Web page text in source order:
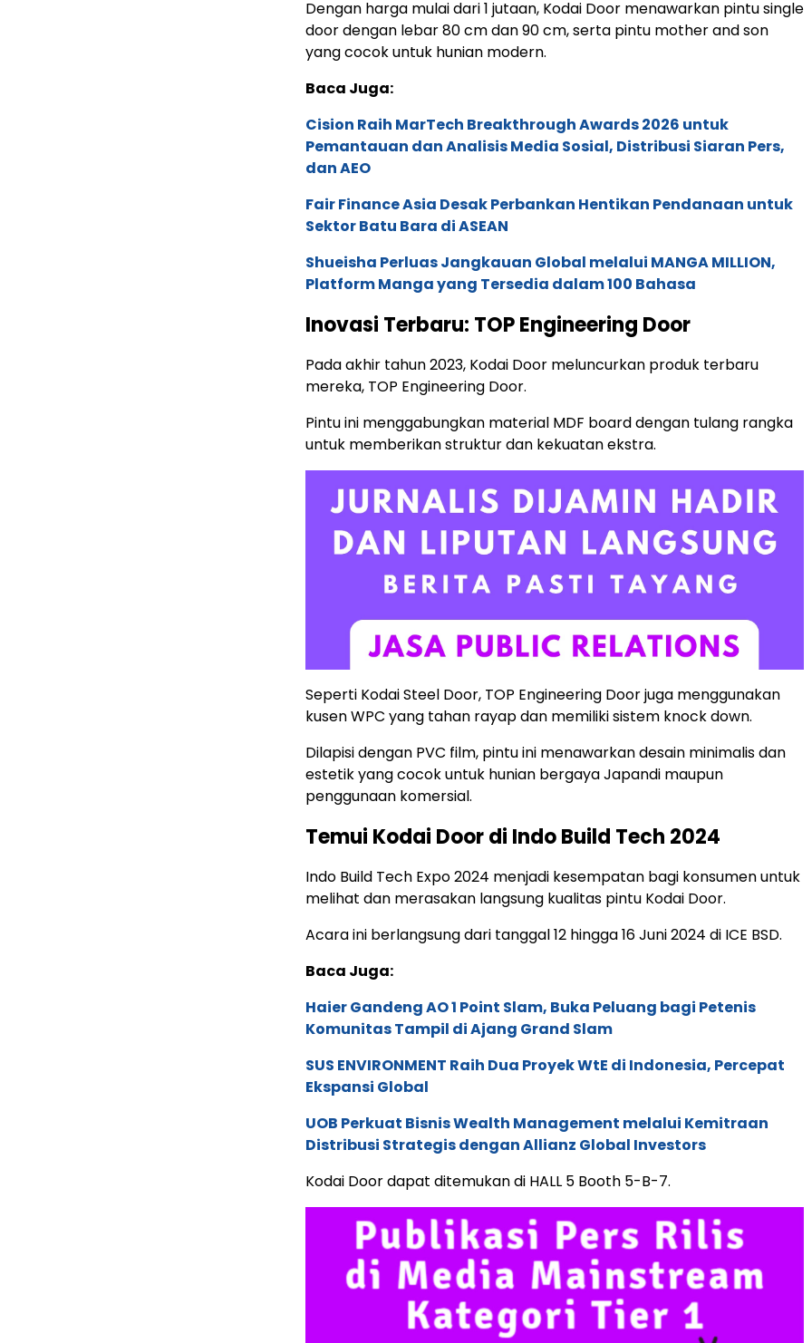
Dengan harga mulai dari 1 jutaan, Kodai Door menawarkan pintu single
door dengan lebar 80 cm dan 90 cm, serta pintu mother and son
yang cocok untuk hunian modern.
Baca Juga:
Cision Raih MarTech Breakthrough Awards 2026 untuk
Pemantauan dan Analisis Media Sosial, Distribusi Siaran Pers,
dan AEO
Fair Finance Asia Desak Perbankan Hentikan Pendanaan untuk
Sektor Batu Bara di ASEAN
Shueisha Perluas Jangkauan Global melalui MANGA MILLION,
Platform Manga yang Tersedia dalam 100 Bahasa
Inovasi Terbaru: TOP Engineering Door
Pada akhir tahun 2023, Kodai Door meluncurkan produk terbaru
mereka, TOP Engineering Door.
Pintu ini menggabungkan material MDF board dengan tulang rangka
untuk memberikan struktur dan kekuatan ekstra.
Seperti Kodai Steel Door, TOP Engineering Door juga menggunakan
kusen WPC yang tahan rayap dan memiliki sistem knock down.
Dilapisi dengan PVC film, pintu ini menawarkan desain minimalis dan
estetik yang cocok untuk hunian bergaya Japandi maupun
penggunaan komersial.
Temui Kodai Door di Indo Build Tech 2024
Indo Build Tech Expo 2024 menjadi kesempatan bagi konsumen untuk
melihat dan merasakan langsung kualitas pintu Kodai Door.
Acara ini berlangsung dari tanggal 12 hingga 16 Juni 2024 di ICE BSD.
Baca Juga:
Haier Gandeng AO 1 Point Slam, Buka Peluang bagi Petenis
Komunitas Tampil di Ajang Grand Slam
SUS ENVIRONMENT Raih Dua Proyek WtE di Indonesia, Percepat
Ekspansi Global
UOB Perkuat Bisnis Wealth Management melalui Kemitraan
Distribusi Strategis dengan Allianz Global Investors
Kodai Door dapat ditemukan di HALL 5 Booth 5-B-7.